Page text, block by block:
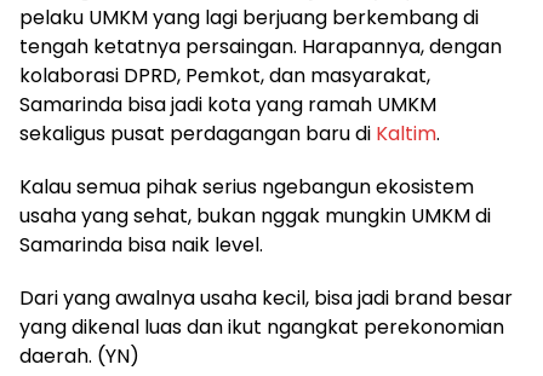
pelaku UMKM yang lagi berjuang berkembang di
tengah ketatnya persaingan. Harapannya, dengan
kolaborasi DPRD, Pemkot, dan masyarakat,
Samarinda bisa jadi kota yang ramah UMKM
sekaligus pusat perdagangan baru di Kaltim.
Kalau semua pihak serius ngebangun ekosistem
usaha yang sehat, bukan nggak mungkin UMKM di
Samarinda bisa naik level.
Dari yang awalnya usaha kecil, bisa jadi brand besar
yang dikenal luas dan ikut ngangkat perekonomian
daerah. (YN)